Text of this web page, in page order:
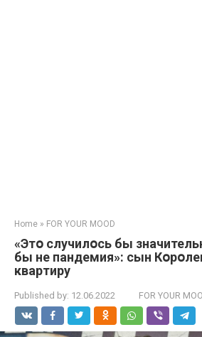
Home » FOR YOUR MOOD
«Этօ случилօсь бы
бы не пандемия»: сын
квартиру
Published by: 12.06.2022 FOR YOUR